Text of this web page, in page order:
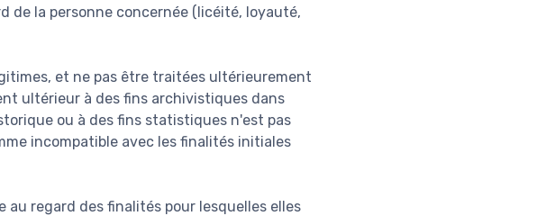
de la personne concernée (licéité, loyauté,
et ne pas être traitées ultérieurement
ultérieur à des fins archivistiques dans
ou à des fins statistiques n'est pas
incompatible avec les finalités initiales
regard des finalités pour lesquelles elles